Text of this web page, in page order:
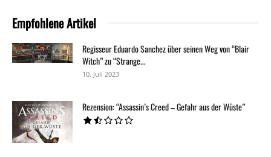
Empfohlene Artikel
Regisseur Eduardo Sanchez über seinen Weg von “Blair
Witch” zu “Strange...
10. Juli 2023
Rezension: “Assassin’s Creed – Gefahr aus der Wüste”